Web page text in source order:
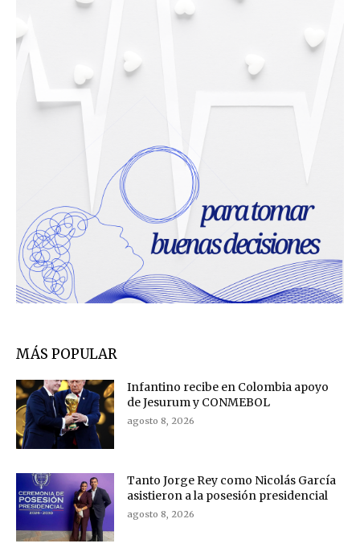
MÁS POPULAR
Infantino recibe en Colombia apoyo
de Jesurum y CONMEBOL
agosto 8, 2026
Tanto Jorge Rey como Nicolás García
asistieron a la posesión presidencial
agosto 8, 2026